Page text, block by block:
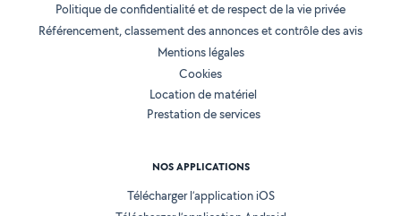
Politique de confidentialité et de respect de la vie privée
Référencement, classement des annonces et contrôle des avis
Mentions légales
Cookies
Location de matériel
Prestation de services
NOS APPLICATIONS
Télécharger l’application iOS